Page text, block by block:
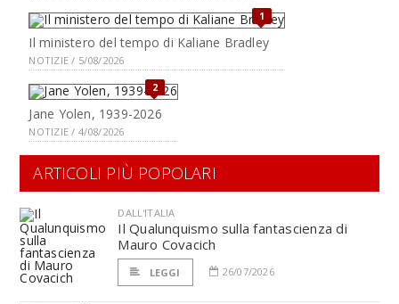
1
Il ministero del tempo di Kaliane Bradley
NOTIZIE / 5/08/2026
2
Jane Yolen, 1939-2026
NOTIZIE / 4/08/2026
ARTICOLI PIÙ POPOLARI
DALL'ITALIA
Il Qualunquismo sulla fantascienza di
Mauro Covacich
LEGGI 26/07/2026